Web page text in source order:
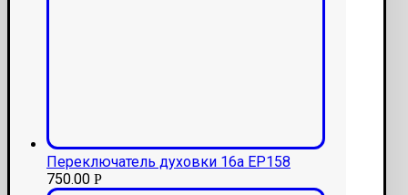
Переключатель духовки 16а EP158
750.00 Р